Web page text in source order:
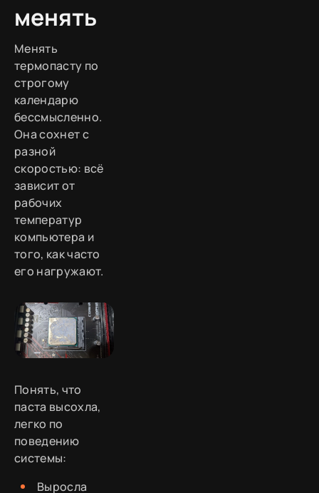
менять
Менять
термопасту по
строгому
календарю
бессмысленно.
Она сохнет с
разной
скоростью: всё
зависит от
рабочих
температур
компьютера и
того, как часто
его нагружают.
Понять, что
паста высохла,
легко по
поведению
системы:
Выросла